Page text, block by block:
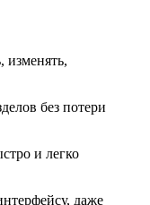
изменять,
без потери
и легко
даже